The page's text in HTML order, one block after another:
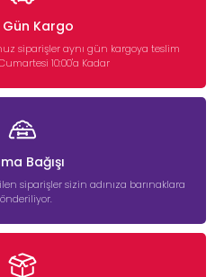
Gün Kargo
siparişler aynı gün kargoya teslim
10:00'a Kadar
Bağışı
siparişler sizin adınıza barınaklara